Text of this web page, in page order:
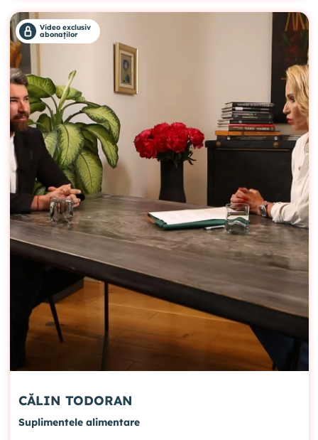
Video exclusiv
abonaților
CĂLIN TODORAN
Suplimentele alimentare